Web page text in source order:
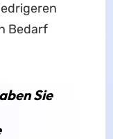
Bedarf
Sie